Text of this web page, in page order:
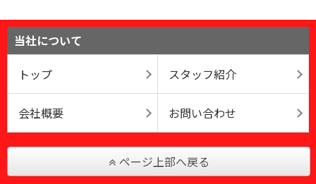
当社について
トップ
スタッフ紹介
会社概要 お問い合わせ
ページ上部へ戻る